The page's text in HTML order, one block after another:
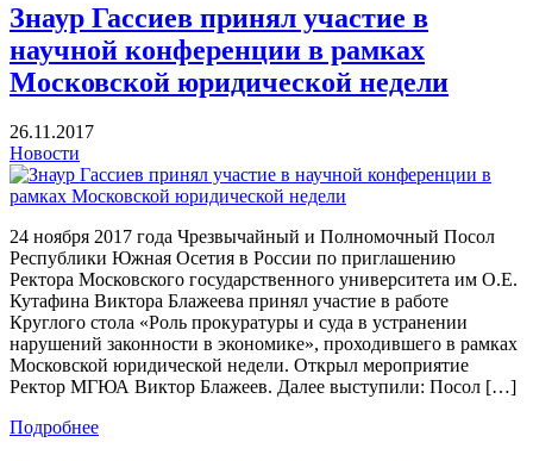
Знаур Гассиев принял участие в
научной конференции в рамках
Московской юридической недели
26.11.2017
Новости
24 ноября 2017 года Чрезвычайный и Полномочный Посол
Республики Южная Осетия в России по приглашению
Ректора Московского государственного университета им О.Е.
Кутафина Виктора Блажеева принял участие в работе
Круглого стола «Роль прокуратуры и суда в устранении
нарушений законности в экономике», проходившего в рамках
Московской юридической недели. Открыл мероприятие
Ректор МГЮА Виктор Блажеев. Далее выступили: Посол […]
Подробнее